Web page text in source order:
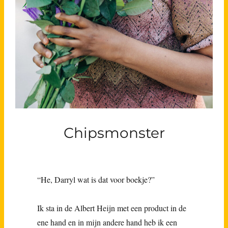
Chipsmonster
“He, Darryl wat is dat voor boekje?”
Ik sta in de Albert Heijn met een product in de
ene hand en in mijn andere hand heb ik een